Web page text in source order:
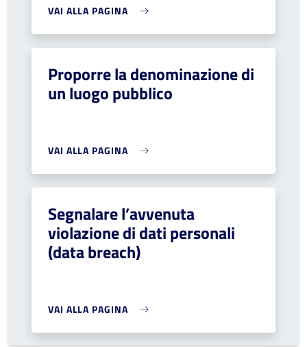
VAI ALLA PAGINA
Proporre la denominazione di
un luogo pubblico
VAI ALLA PAGINA
Segnalare l’avvenuta
violazione di dati personali
(data breach)
VAI ALLA PAGINA